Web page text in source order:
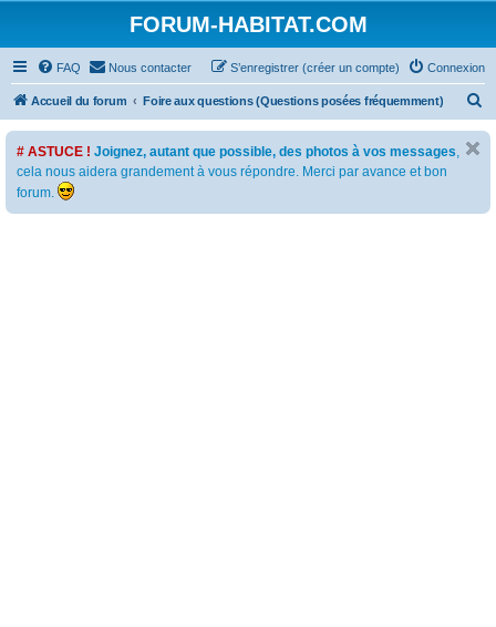
FORUM-HABITAT.COM
FAQ Nous contacter Connexion
S’enregistrer (créer un compte)
Accueil du forum Foire aux questions (Questions posées fréquemment)
e
# ASTUCE ! Joignez, autant que possible, des photos à vos messages,
cela nous aidera grandement à vous répondre. Merci par avance et bon
forum.